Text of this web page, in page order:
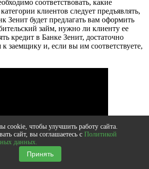
соответствовать, какие
клиентов следует предъявлять,
Зенит будет предлагать вам оформить
займ, нужно ли клиенту ее
кредит в Банке Зенит, достаточно
к заемщику и, если вы им соответствуете,
cookie, чтобы улучшить работу сайта.
сайт, вы соглашаетесь с Политикой
данных.
Принять